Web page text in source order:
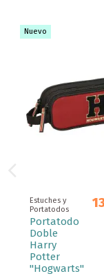
Nuevo
Estuches y
Portatodos
Portatodo
Doble
Harry
Potter
"Hogwarts"